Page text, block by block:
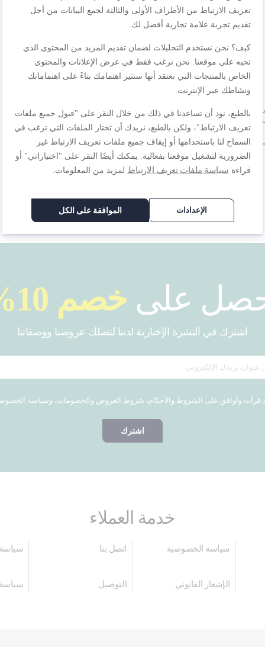
بلودروب، ستانلس ستيل ،
مستدامة، ، مانعة للتسرب، 0.7L، لون أخضر
٨٩٫٠٠ ر.س.‏
على خصم 10%
اشترك في النشرة الإخبارية لدينا لتصلك عروضنا ووصفاتنا
قرأت وأوافق على الشروط والأحكام، شروط العروض والخصومات، وسياسة
اشترك
خدمة العملاء
سياسة الخصوصية اتصل بنا سياسة
الإشعار القانوني التوصيل سياسة
تعريف الارتباط من الأطراف الأولى والثالثة لجمع البيانات من أجل
تقديم تجربة علامة تجارية أفضل لك.
كيف؟ نحن نستخدم التحليلات لضمان تقديم المزيد من المحتوى الذي
تحبه على موقعنا. نحن نرغب فقط في عرض الإعلانات والمحتوى
الخاص بالمنتجات التي نعتقد أنها ستثير اهتمامك بناءً على اهتماماتك
ونشاطك عبر الإنترنت.
بالطبع، نود أن تساعدنا في ذلك من خلال النقر على "قبول جميع ملفات
تعريف الارتباط"، ولكن بالطبع، نريدك أن تختار الملفات التي ترغب في
السماح لنا باستخدامها أو إيقاف جميع ملفات تعريف الارتباط غير
الضرورية لتشغيل موقعنا بفعالية. يمكنك أيضًا النقر على "اختياراتي" أو
قراءة سياسة ملفات تعريف الارتباط لمزيد من المعلومات.
الإعدادات الموافقة على الكل